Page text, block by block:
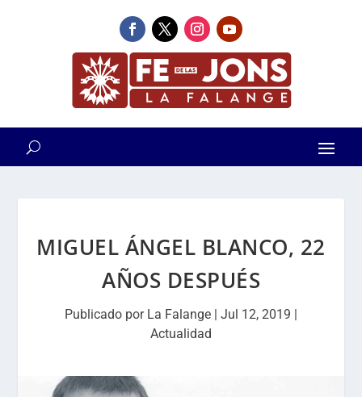
MIGUEL ÁNGEL BLANCO, 22
AÑOS DESPUÉS
Publicado por La Falange | Jul 12, 2019 |
Actualidad